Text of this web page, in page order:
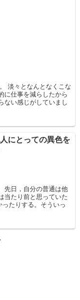
淡々となんとなくこな
に仕事を減らしたから
ない感じがしていまし
にとっての異色を
先日，自分の普通は他
当たり前と思っていた
たりする。そういっ